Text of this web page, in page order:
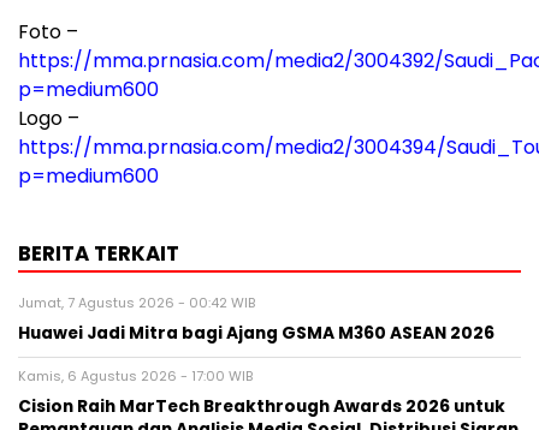
Foto –
https://mma.prnasia.com/media2/3004392/
p=medium600
Logo –
https://mma.prnasia.com/media2/3004394/
p=medium600
BERITA TERKAIT
Jumat, 7 Agustus 2026 - 00:42 WIB
Huawei Jadi Mitra bagi Ajang GSMA M360 ASEAN 2026
Kamis, 6 Agustus 2026 - 17:00 WIB
Cision Raih MarTech Breakthrough Awards 2026 untuk